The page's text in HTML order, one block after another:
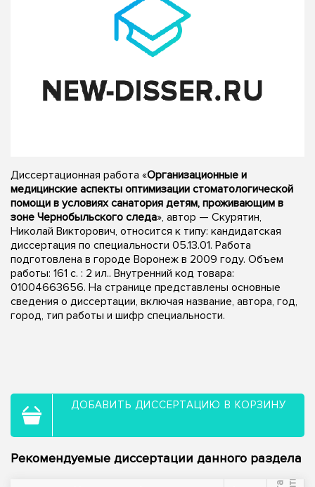
Диссертационная работа «Организационные и
медицинские аспекты оптимизации стоматологической
помощи в условиях санатория детям, проживающим в
зоне Чернобыльского следа», автор — Скурятин,
Николай Викторович, относится к типу: кандидатская
диссертация по специальности 05.13.01. Работа
подготовлена в городе Воронеж в 2009 году. Объем
работы: 161 с. : 2 ил.. Внутренний код товара:
01004663656. На странице представлены основные
сведения о диссертации, включая название, автора, год,
город, тип работы и шифр специальности.
ДОБАВИТЬ ДИССЕРТАЦИЮ В КОРЗИНУ
Рекомендуемые диссертации данного раздела